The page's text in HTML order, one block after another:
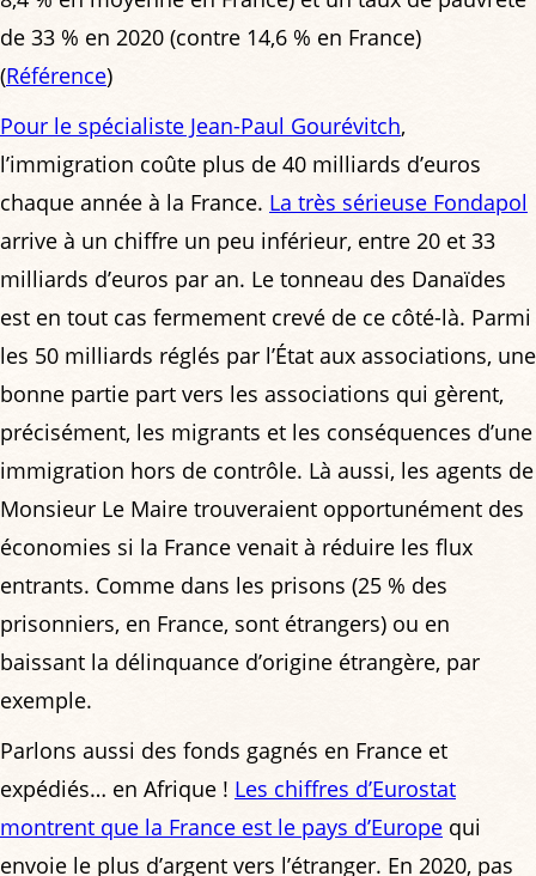
de 33 % en 2020 (contre 14,6 % en France)
(Référence)
Pour le spécialiste Jean-Paul Gourévitch,
l’immigration coûte plus de 40 milliards d’euros
chaque année à la France. La très sérieuse Fondapol
arrive à un chiffre un peu inférieur, entre 20 et 33
milliards d’euros par an. Le tonneau des Danaïdes
est en tout cas fermement crevé de ce côté-là. Parmi
les 50 milliards réglés par l’État aux associations, une
bonne partie part vers les associations qui gèrent,
précisément, les migrants et les conséquences d’une
immigration hors de contrôle. Là aussi, les agents de
Monsieur Le Maire trouveraient opportunément des
économies si la France venait à réduire les flux
entrants. Comme dans les prisons (25 % des
prisonniers, en France, sont étrangers) ou en
baissant la délinquance d’origine étrangère, par
exemple.
Parlons aussi des fonds gagnés en France et
expédiés… en Afrique ! Les chiffres d’Eurostat
montrent que la France est le pays d’Europe qui
envoie le plus d’argent vers l’étranger. En 2020, pas